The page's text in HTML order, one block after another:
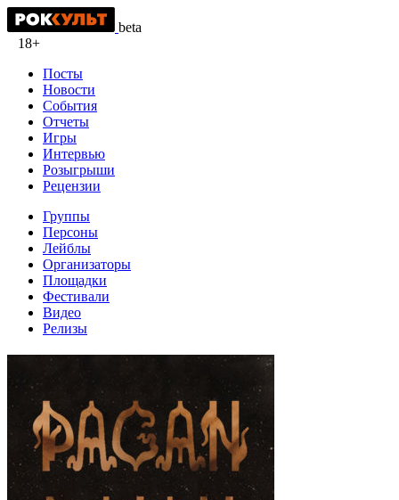
beta
18+
Посты
Новости
События
Отчеты
Игры
Интервью
Розыгрыши
Рецензии
Группы
Персоны
Лейблы
Организаторы
Площадки
Фестивали
Видео
Релизы